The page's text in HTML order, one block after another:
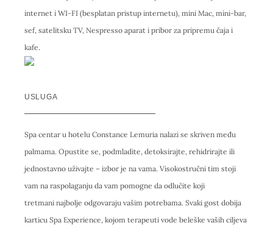
internet i WI-FI (besplatan pristup internetu), mini Mac, mini-bar,
sef, satelitsku TV, Nespresso aparat i pribor za pripremu čaja i
kafe.
USLUGA
Spa centar u hotelu Constance Lemuria nalazi se skriven među
palmama. Opustite se, podmladite, detoksirajte, rehidrirajte ili
jednostavno uživajte – izbor je na vama. Visokostručni tim stoji
vam na raspolaganju da vam pomogne da odlučite koji
tretmani najbolje odgovaraju vašim potrebama. Svaki gost dobija
karticu Spa Experience, kojom terapeuti vode beleške vaših ciljeva